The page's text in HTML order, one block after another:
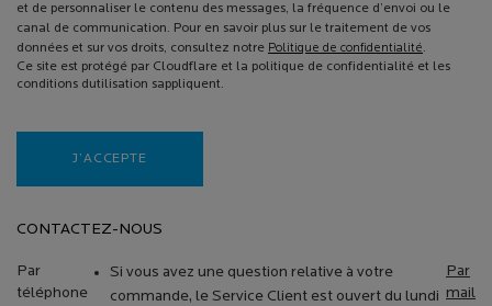
et de personnaliser le contenu des messages, la fréquence d’envoi ou le
canal de communication. Pour en savoir plus sur le traitement de vos
données et sur vos droits, consultez notre Politique de confidentialité.
Ce site est protégé par Cloudflare et la politique de confidentialité et les
conditions dutilisation sappliquent.
J’ACCEPTE
CONTACTEZ-NOUS
Par
téléphone
Si vous avez une question relative à votre
commande, le Service Client est ouvert du lundi
Par
mail